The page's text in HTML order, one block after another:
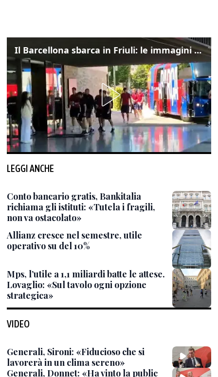
Il Barcellona sbarca in Friuli: le immagini dell'arrivo in albergo
LEGGI ANCHE
Conto bancario gratis, Bankitalia
richiama gli istituti: «Tutela i fragili,
non va ostacolato»
Allianz cresce nel semestre, utile
operativo su del 10%
Mps, l’utile a 1,1 miliardi batte le attese.
Lovaglio: «Sul tavolo ogni opzione
strategica»
VIDEO
Generali, Sironi: «Fiducioso che si
lavorerà in un clima sereno»
Generali, Donnet: «Ha vinto la public